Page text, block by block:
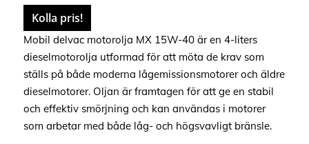
Kolla pris!
Mobil delvac motorolja MX 15W-40 är en 4-liters
dieselmotorolja utformad för att möta de krav som
ställs på både moderna lågemissionsmotorer och äldre
dieselmotorer. Oljan är framtagen för att ge en stabil
och effektiv smörjning och kan användas i motorer
som arbetar med både låg- och högsvavligt bränsle.